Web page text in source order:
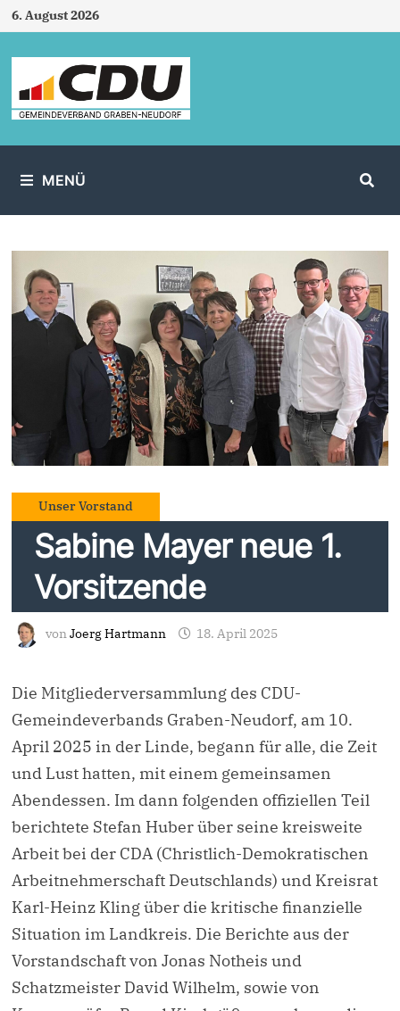
Zum
Inhalt
springen
6. August 2026
MENÜ
Unser Vorstand
Sabine Mayer neue 1.
Vorsitzende
vonJoerg Hartmann 18. April 2025
Die Mitgliederversammlung des CDU-
Gemeindeverbands Graben-Neudorf, am 10.
April 2025 in der Linde, begann für alle, die Zeit
und Lust hatten, mit einem gemeinsamen
Abendessen. Im dann folgenden offiziellen Teil
berichtete Stefan Huber über seine kreisweite
Arbeit bei der CDA (Christlich-Demokratischen
Arbeitnehmerschaft Deutschlands) und Kreisrat
Karl-Heinz Kling über die kritische finanzielle
Situation im Landkreis. Die Berichte aus der
Vorstandschaft von Jonas Notheis und
Schatzmeister David Wilhelm, sowie von